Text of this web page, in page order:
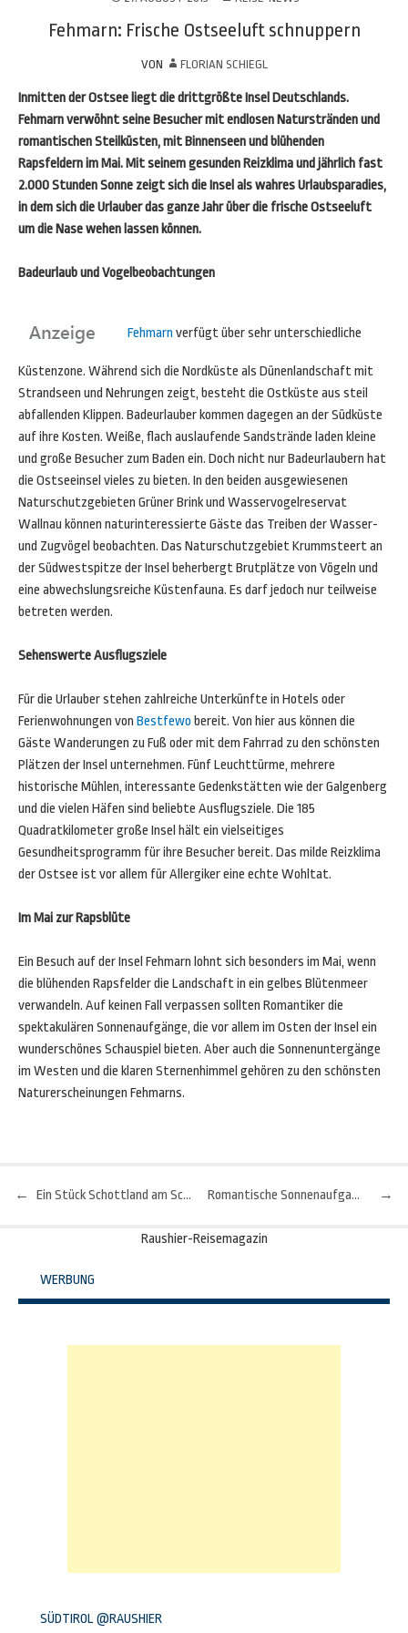
Fehmarn: Frische Ostseeluft schnuppern
VON FLORIAN SCHIEGL
Inmitten der Ostsee liegt die drittgrößte Insel Deutschlands.
Fehmarn verwöhnt seine Besucher mit endlosen Naturstränden und
romantischen Steilküsten, mit Binnenseen und blühenden
Rapsfeldern im Mai. Mit seinem gesunden Reizklima und jährlich fast
2.000 Stunden Sonne zeigt sich die Insel als wahres Urlaubsparadies,
in dem sich die Urlauber das ganze Jahr über die frische Ostseeluft
um die Nase wehen lassen können.
Badeurlaub und Vogelbeobachtungen
Fehmarn verfügt über sehr unterschiedliche
Küstenzone. Während sich die Nordküste als Dünenlandschaft mit
Strandseen und Nehrungen zeigt, besteht die Ostküste aus steil
abfallenden Klippen. Badeurlauber kommen dagegen an der Südküste
auf ihre Kosten. Weiße, flach auslaufende Sandstrände laden kleine
und große Besucher zum Baden ein. Doch nicht nur Badeurlaubern hat
die Ostseeinsel vieles zu bieten. In den beiden ausgewiesenen
Naturschutzgebieten Grüner Brink und Wasservogelreservat
Wallnau können naturinteressierte Gäste das Treiben der Wasser-
und Zugvögel beobachten. Das Naturschutzgebiet Krummsteert an
der Südwestspitze der Insel beherbergt Brutplätze von Vögeln und
eine abwechslungsreiche Küstenfauna. Es darf jedoch nur teilweise
betreten werden.
Sehenswerte Ausflugsziele
Für die Urlauber stehen zahlreiche Unterkünfte in Hotels oder
Ferienwohnungen von Bestfewo bereit. Von hier aus können die
Gäste Wanderungen zu Fuß oder mit dem Fahrrad zu den schönsten
Plätzen der Insel unternehmen. Fünf Leuchttürme, mehrere
historische Mühlen, interessante Gedenkstätten wie der Galgenberg
und die vielen Häfen sind beliebte Ausflugsziele. Die 185
Quadratkilometer große Insel hält ein vielseitiges
Gesundheitsprogramm für ihre Besucher bereit. Das milde Reizklima
der Ostsee ist vor allem für Allergiker eine echte Wohltat.
Im Mai zur Rapsblüte
Ein Besuch auf der Insel Fehmarn lohnt sich besonders im Mai, wenn
die blühenden Rapsfelder die Landschaft in ein gelbes Blütenmeer
verwandeln. Auf keinen Fall verpassen sollten Romantiker die
spektakulären Sonnenaufgänge, die vor allem im Osten der Insel ein
wunderschönes Schauspiel bieten. Aber auch die Sonnenuntergänge
im Westen und die klaren Sternenhimmel gehören zu den schönsten
Naturerscheinungen Fehmarns.
Beitragsnavigation
← Ein Stück Schottland am Schliersee... →
Romantische Sonnenaufgangsfahrten im Pitztal
Raushier-Reisemagazin
WERBUNG
SÜDTIROL @RAUSHIER